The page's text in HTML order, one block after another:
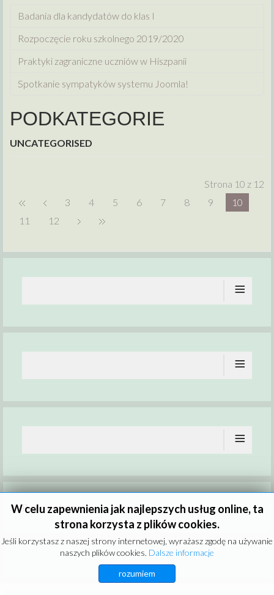
Badania dla kandydatów do klas I
Rozpoczęcie roku szkolnego 2019/2020
Praktyki zagraniczne uczniów w Hiszpanii
Spotkanie sympatyków systemu Joomla!
PODKATEGORIE
UNCATEGORISED
Strona 10 z 12
3
4 5 6 7 8 9
10
11
12
≡
≡
≡
Brak wydarzeń
W celu zapewnienia jak najlepszych usług online, ta
strona korzysta z plików cookies.
Jeśli korzystasz z naszej strony internetowej, wyrażasz zgodę na używanie
naszych plików cookies. Dalsze informacje
rozumiem